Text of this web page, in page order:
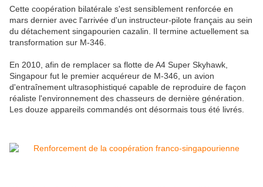
Cette coopération bilatérale s'est sensiblement renforcée en
mars dernier avec l'arrivée d'un instructeur-pilote français au sein
du détachement singapourien cazalin. Il termine actuellement sa
transformation sur M-346.
En 2010, afin de remplacer sa flotte de A4 Super Skyhawk,
Singapour fut le premier acquéreur de M-346, un avion
d'entraînement ultrasophistiqué capable de reproduire de façon
réaliste l'environnement des chasseurs de dernière génération.
Les douze appareils commandés ont désormais tous été livrés.